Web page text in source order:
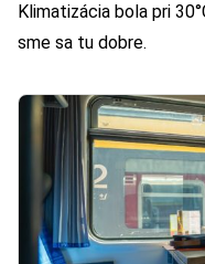
Klimatizácia bola pri
sme sa tu dobre.